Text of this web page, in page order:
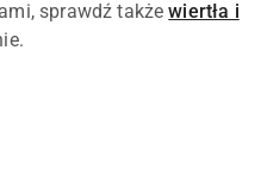
sprawdź takżewiertła i